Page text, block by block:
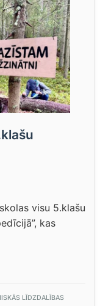
visu 5.klašu
kas
LĪDZDALĪBAS